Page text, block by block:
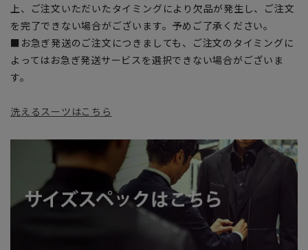
上、ご注文いただいたタイミングにより欠品が発生し、ご注文
を完了できない場合がございます。予めご了承ください。
■お急ぎ発送のご注文につきましても、ご注文のタイミングに
よってはお急ぎ発送サービスを選択できない場合がございま
す。
洗えるスーツはこちら